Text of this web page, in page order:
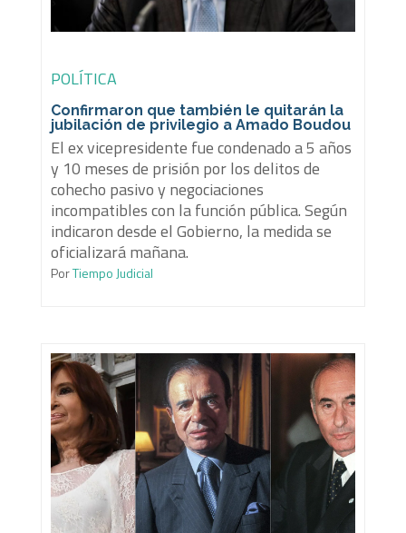
POLÍTICA
Confirmaron que también le quitarán la
jubilación de privilegio a Amado Boudou
El ex vicepresidente fue condenado a 5 años
y 10 meses de prisión por los delitos de
cohecho pasivo y negociaciones
incompatibles con la función pública. Según
indicaron desde el Gobierno, la medida se
oficializará mañana.
PorTiempo Judicial